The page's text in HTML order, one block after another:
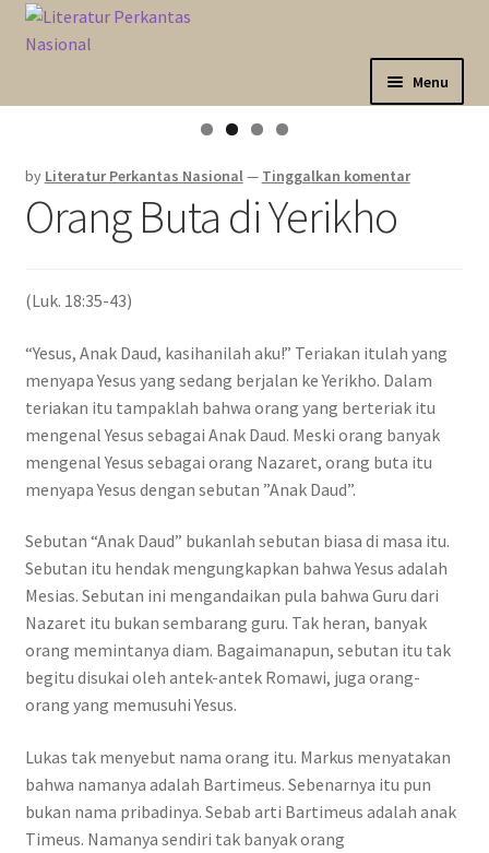
Skip
to
Langsung
ke
Menu
Sahabat Anda Bertumbuh
Kategori
Marketplace
Katalog
by Literatur Perkantas Nasional— Tinggalkan komentar
Orang Buta di Yerikho
(Luk. 18:35-43)
“Yesus, Anak Daud, kasihanilah aku!” Teriakan itulah yang
menyapa Yesus yang sedang berjalan ke Yerikho. Dalam
teriakan itu tampaklah bahwa orang yang berteriak itu
mengenal Yesus sebagai Anak Daud. Meski orang banyak
mengenal Yesus sebagai orang Nazaret, orang buta itu
menyapa Yesus dengan sebutan ”Anak Daud”.
Sebutan “Anak Daud” bukanlah sebutan biasa di masa itu.
Sebutan itu hendak mengungkapkan bahwa Yesus adalah
Mesias. Sebutan ini mengandaikan pula bahwa Guru dari
Nazaret itu bukan sembarang guru. Tak heran, banyak
orang memintanya diam. Bagaimanapun, sebutan itu tak
begitu disukai oleh antek-antek Romawi, juga orang-
orang yang memusuhi Yesus.
Lukas tak menyebut nama orang itu. Markus menyatakan
bahwa namanya adalah Bartimeus. Sebenarnya itu pun
bukan nama pribadinya. Sebab arti Bartimeus adalah anak
Timeus. Namanya sendiri tak banyak orang